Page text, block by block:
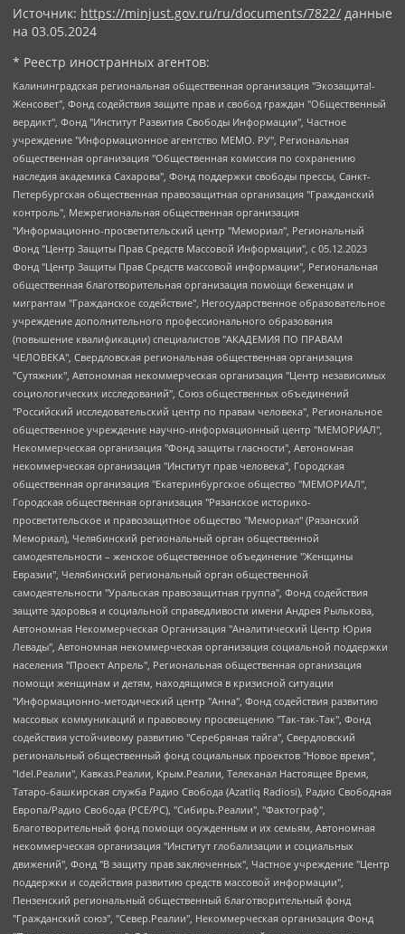
Источник: https://minjust.gov.ru/ru/documents/7822/ данные
на 03.05.2024
* Реестр иностранных агентов:
Калининградская региональная общественная организация "Экозащита!-Женсовет", Фонд содействия защите прав и свобод граждан "Общественный вердикт", Фонд "Институт Развития Свободы Информации", Частное учреждение "Информационное агентство МЕМО. РУ", Региональная общественная организация "Общественная комиссия по сохранению наследия академика Сахарова", Фонд поддержки свободы прессы, Санкт-Петербургская общественная правозащитная организация "Гражданский контроль", Межрегиональная общественная организация "Информационно-просветительский центр "Мемориал", Региональный Фонд "Центр Защиты Прав Средств Массовой Информации", с 05.12.2023 Фонд "Центр Защиты Прав Средств массовой информации", Региональная общественная благотворительная организация помощи беженцам и мигрантам "Гражданское содействие", Негосударственное образовательное учреждение дополнительного профессионального образования (повышение квалификации) специалистов "АКАДЕМИЯ ПО ПРАВАМ ЧЕЛОВЕКА", Свердловская региональная общественная организация "Сутяжник", Автономная некоммерческая организация "Центр независимых социологических исследований", Союз общественных объединений "Российский исследовательский центр по правам человека", Региональное общественное учреждение научно-информационный центр "МЕМОРИАЛ", Некоммерческая организация "Фонд защиты гласности", Автономная некоммерческая организация "Институт прав человека", Городская общественная организация "Екатеринбургское общество "МЕМОРИАЛ", Городская общественная организация "Рязанское историко-просветительское и правозащитное общество "Мемориал" (Рязанский Мемориал), Челябинский региональный орган общественной самодеятельности – женское общественное объединение "Женщины Евразии", Челябинский региональный орган общественной самодеятельности "Уральская правозащитная группа", Фонд содействия защите здоровья и социальной справедливости имени Андрея Рылькова, Автономная Некоммерческая Организация "Аналитический Центр Юрия Левады", Автономная некоммерческая организация социальной поддержки населения "Проект Апрель", Региональная общественная организация помощи женщинам и детям, находящимся в кризисной ситуации "Информационно-методический центр "Анна", Фонд содействия развитию массовых коммуникаций и правовому просвещению "Так-так-Так", Фонд содействия устойчивому развитию "Серебряная тайга", Свердловский региональный общественный фонд социальных проектов "Новое время", "Idel.Реалии", Кавказ.Реалии, Крым.Реалии, Телеканал Настоящее Время, Татаро-башкирская служба Радио Свобода (Azatliq Radiosi), Радио Свободная Европа/Радио Свобода (PCE/PC), "Сибирь.Реалии", "Фактограф", Благотворительный фонд помощи осужденным и их семьям, Автономная некоммерческая организация "Институт глобализации и социальных движений", Фонд "В защиту прав заключенных", Частное учреждение "Центр поддержки и содействия развитию средств массовой информации", Пензенский региональный общественный благотворительный фонд "Гражданский союз", "Север.Реалии", Некоммерческая организация Фонд "Правовая инициатива", Общество с ограниченной ответственностью "Радио Свободная Европа/Радио Свобода", Чешское информационное агентство "MEDIUM-ORIENT", Красноярская региональная общественная организация "Мы против СПИДа", Камалягин Денис Николаевич, Маркелов Сергей Евгеньевич, Пономарев Лев Александрович, Савицкая Людмила Алексеевна, Автономная некоммерческая организация "Центр по работе с проблемой насилия "НАСИЛИЮ.НЕТ", Межрегиональный профессиональный союз работников здравоохранения "Альянс врачей", Юридическое лицо, зарегистрированное в Латвийской Республике, SIA "Medusa Project" (регистрационный номер 40103797863, дата регистрации 10.06.2014), Некоммерческая организация "Фонд по борьбе с коррупцией", Автономная некоммерческая организация "Институт права и публичной политики", Баданин Роман Сергеевич, Гликин Максим Александрович, Железнова Мария Михайловна, Лукьянова Юлия Сергеевна, Маетная Елизавета Витальевна, Маняхин Петр Борисович, Чуракова Ольга Владимировна, Ярош Юлия Петровна, Юридическое лицо "The Insider SIA", зарегистрированное в Риге, Латвийская Республика (дата регистрации 26.06.2015), являющееся администратором доменного имени интернет-издания "The Insider SIA", https://theins.ru, Постернак Алексей Евгеньевич, Рубин Михаил Аркадьевич, Анин Роман Александрович, Юридическое лицо Istories fonds, зарегистрированное в Латвийской Республике (регистрационный номер 50008295751, дата регистрации 24.02.2020), Великовский Дмитрий Александрович, Долинина Ирина Николаевна, Мароховская Алеся Алексеевна, Шлейнов Роман Юрьевич, Шмагун Олеся Валентиновна, Общество с ограниченной ответственностью "Альтаир 2021", Общество с ограниченной ответственностью "Вега 2021", Общество с ограниченной ответственностью "Главный редактор 2021", Общество с ограниченной ответственностью "Ромашки монолит", Важенков Артем Валерьевич, Ивановская областная общественная организация "Центр гендерных исследований", Гурман Юрий Альбертович, Медиапроект "ОВД-Инфо", Егоров Владимир Владимирович, Жилинский Владимир Александрович, Общество с ограниченной ответственностью "ЗП", Иванова София Юрьевна, Карезина Инна Павловна, Кильтау Екатерина Викторовна, Петров Алексей Викторович, Пискунов Сергей Евгеньевич, Смирнов Сергей Сергеевич, Тихонов Михаил Сергеевич, Общество с ограниченной ответственностью "ЖУРНАЛИСТ-ИНОСТРАННЫЙ АГЕНТ", Арапова Галина Юрьевна, Вольтская Татьяна Анатольевна, Американская компания "Mason G.E.S. Anonymous Foundation" (США), являющаяся владельцем интернет-издания https://mnews.world/, Компания "Stichting Bellingcat", зарегистрированная в Нидерландах (дата регистрации 11.07.2018), Захаров Андрей Вячеславович, Клепиковская Екатерина Дмитриевна, Общество с ограниченной ответственностью "МЕМО", Перл Роман Александрович, Симонов Евгений Алексеевич, Соловьева Елена Анатольевна, Сотников Даниил Владимирович, Сурначева Елизавета Дмитриевна, Автономная некоммерческая организация по защите прав человека и информированию населения "Якутия – Наше Мнение", Общество с ограниченной ответственностью "Москоу диджитал медиа", с 26.01.2023 Общество с ограниченной ответственностью "Чайка Белые сады", Ветошкина Валерия Валерьевна, Заговора Максим Александрович, Межрегиональное общественное движение "Российская ЛГБТ - сеть", Оленичев Максим Владимирович, Павлов Иван Юрьевич, Скворцова Елена Сергеевна, Общество с ограниченной ответственностью "Как бы инагент", Кочетков Игорь Викторович, Общество с ограниченной ответственностью "Честные выборы", Еланчик Олег Александрович, Общество с ограниченной ответственностью "Нобелевский призыв", Гималова Регина Эмилевна, Григорьев Андрей Валерьевич, Григорьева Алина Александровна, Ассоциация по содействию защите прав призывников, альтернативнослужащих и военнослужащих "Правозащитная группа "Гражданин.Армия.Право", Хисамова Регина Фаритовна, Автономная некоммерческая организация по реализации социально-правовых программ "Лилит", Дальневосточное общественное движение "Маяк", Санкт-Петербургская ЛГБТ-инициативная группа "Выход", Инициативная группа ЛГБТ+ "Реверс", Алексеев Андрей Викторович, Бекбулатова Таисия Львовна, Беляев Иван Михайлович, Владыкина Елена Сергеевна, Гельман Марат Александрович, Никульшина Вероника Юрьевна, Толоконникова Надежда Андреевна, Шендерович Виктор Анатольевич, Общество с ограниченной ответственностью "Данное сообщение", Общество с ограниченной ответственностью Издательский дом "Новая глава", Айнбиндер Александра Александровна, Московский комьюнити-центр для ЛГБТ+инициатив, Благотворительный фонд развития филантропии, Deutsche Welle (Германия, Kurt-Schumacher-Strasse 3, 53113 Bonn), Борзунова Мария Михайловна, Воробьев Виктор Викторович, Голубева Анна Львовна, Константинова Алла Михайловна, Малкова Ирина Владимировна, Мурадов Мурад Абдулгалимович, Осетинская Елизавета Николаевна, Понасенков Евгений Николаевич, Ганапольский Матвей Юрьевич, Киселев Евгений Алексеевич, Борухович Ирина Григорьевна, Дремин Иван Тимофеевич, Дубровский Дмитрий Викторович, Красноярская региональная общественная организация поддержки и развития альтернативных образовательных технологий и межкультурных коммуникаций "ИНТЕРРА", Маяковская Екатерина Алексеевна, Фейгин Марк Захарович, Филимонов Андрей Викторович, Дзугкоева Регина Николаевна, Доброхотов Роман Александрович, Дудь Юрий Александрович, Елкин Сергей Владимирович, Кругликов Кирилл Игоревич, Сабунаева Мария Леонидовна, Семенов Алексей Владимирович, Шаинян Карен Багратович, Шульман Екатерина Михайловна, Асафьев Артур Валерьевич, Вахштайн Виктор Семенович, Венедиктов Алексей Алексеевич, Лушникова Екатерина Евгеньевна, Волков Леонид Михайлович, Невзоров Александр Глебович, Пархоменко Сергей Борисович, Сироткин Ярослав Николаевич, Кара-Мурза Владимир Владимирович, Баранова Наталья Владимировна, Гозман Леонид Яковлевич, Кагарлицкий Борис Юльевич, Климарев Михаил Валерьевич, Милов Владимир Станиславович, Автономная некоммерческая организация Краснодарский центр современного искусства "Типография", Моргенштерн Алишер Тагирович, Соболь Любовь Эдуардовна, Общество с ограниченной ответственностью "ЛИЗА НОРМ", Каспаров Гарри Кимович, Ходорковский Михаил Борисович, Общество с ограниченной ответственностью "Апрельские тезисы", Данилович Ирина Брониславовна, Кашин Олег Владимирович, Петров Николай Владимирович, Пивоваров Алексей Владимирович, Соколов Михаил Владимирович, Цветкова Юлия Владимировна, Чичваркин Евгений Александрович, Комитет против пыток/Команда против пыток, Общество с ограниченной ответственностью "Первый научный", Общество с ограниченной ответственностью "Вертолет и ко", Белоцерковская Вероника Борисовна, Кац Максим Евгеньевич, Лазарева Татьяна Юрьевна, Шаведдинов Руслан Табризович, Яшин Илья Валерьевич, Общество с ограниченной ответственностью "Иноагент ААВ", Алешковский Дмитрий Петрович, Альбац Евгения Марковна, Быков Дмитрий Львович, Галямина Юлия Евгеньевна, Лойко Сергей Леонидович, Мартынов Кирилл Константинович, Медведев Сергей Александрович, Крашенинников Федор Геннадиевич, Гордеева Катерина Вл